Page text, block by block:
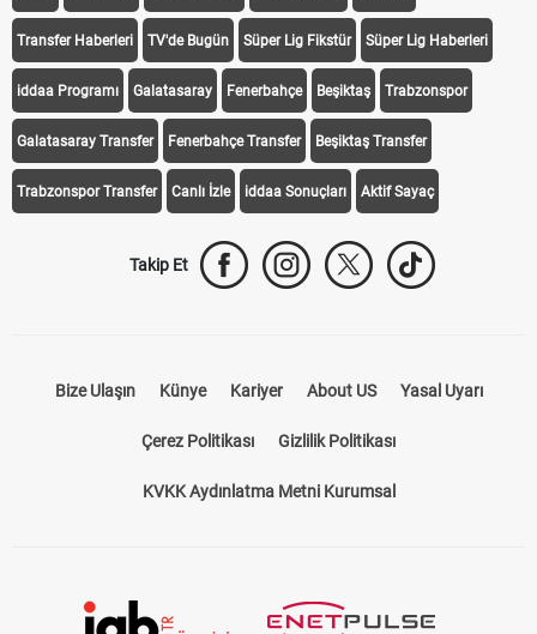
Transfer Haberleri TV'de Bugün Süper Lig Fikstür Süper Lig Haberleri
iddaa Programı Galatasaray Fenerbahçe Beşiktaş Trabzonspor
Galatasaray Transfer Fenerbahçe Transfer Beşiktaş Transfer
Trabzonspor Transfer Canlı İzle iddaa Sonuçları Aktif Sayaç
Takip Et
Bize Ulaşın Künye Kariyer About US Yasal Uyarı
Çerez Politikası Gizlilik Politikası
KVKK Aydınlatma Metni Kurumsal